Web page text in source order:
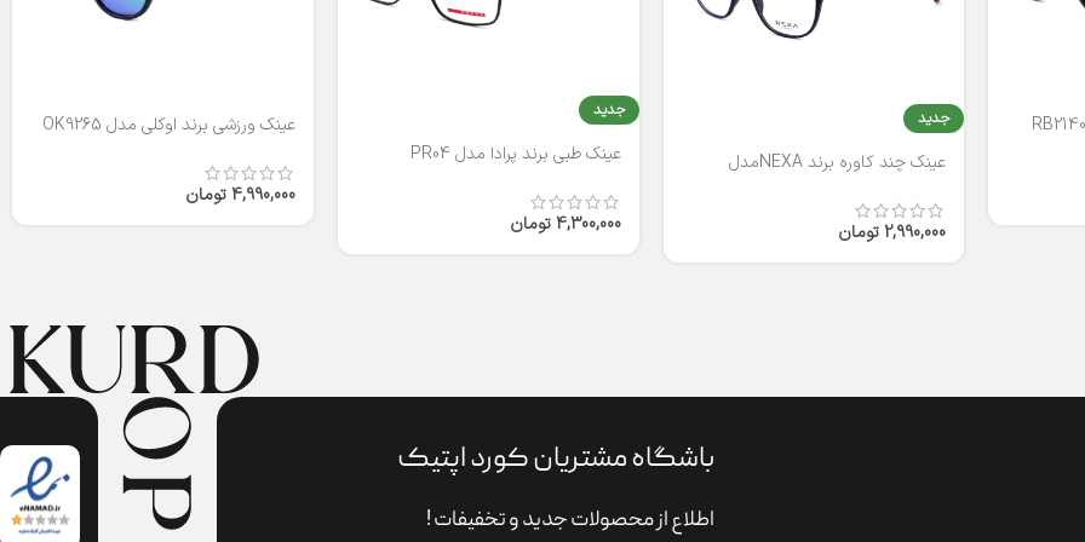
جدید
عینک چند کاوره برند NEXAمدل
2,990,000 تومان
جدید
عینک طبی برند پرادا مدل PR04
4,300,000 تومان
عینک ورزشی برند اوکلی مدل OK9265
4,990,000 تومان
باشگاه مشتریان کورد اپتیک
اطلاع از محصولات جدید و تخفیفات !